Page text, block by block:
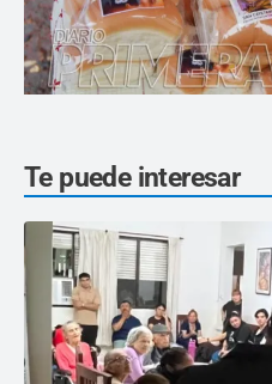
Te puede interesar